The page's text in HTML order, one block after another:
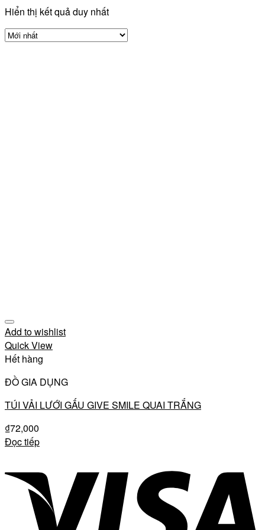
Hiển thị kết quả duy nhất
Add to wishlist
Quick View
Hết hàng
ĐỒ GIA DỤNG
TÚI VẢI LƯỚI GẤU GIVE SMILE QUAI TRẮNG
₫72,000
Đọc tiếp